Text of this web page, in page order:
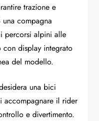
trazione e
una compagna
percorsi alpini alle
display integrato
del modello.
una bici
accompagnare il rider
e divertimento.